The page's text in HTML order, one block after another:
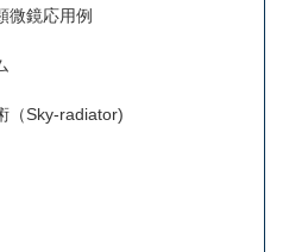
鏡応用例
Sky-radiator)